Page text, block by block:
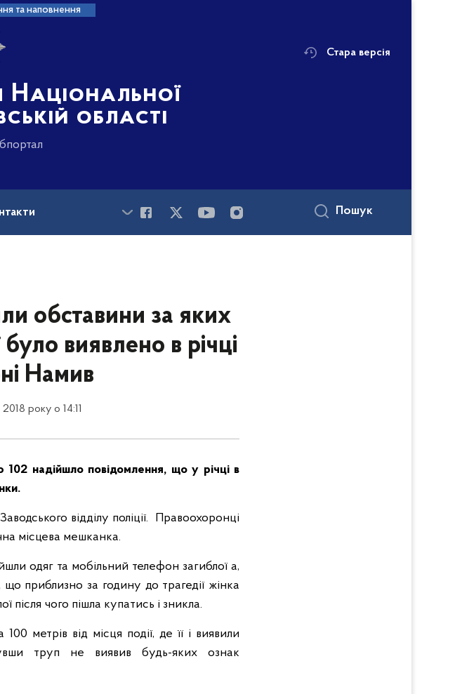
та наповнення
Національної
області
Стара версія
Пошук
обставини за яких
виявлено в річці
Намив
року о 14:11
102 надійшло повідомлення, що у річці в
відділу поліції. Правоохоронці
місцева мешканка.
одяг та мобільний телефон загиблої а,
приблизно за годину до трагедії жінка
після чого пішла купатись і зникла.
метрів від місця події, де її і виявили
труп не виявив будь-яких ознак